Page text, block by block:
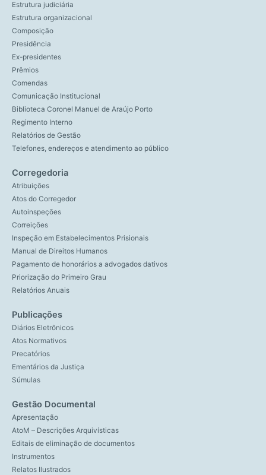
Estrutura judiciária
Estrutura organizacional
Composição
Presidência
Ex-presidentes
Prêmios
Comendas
Comunicação Institucional
Biblioteca Coronel Manuel de Araújo Porto
Regimento Interno
Relatórios de Gestão
Telefones, endereços e atendimento ao público
Corregedoria
Atribuições
Atos do Corregedor
Autoinspeções
Correições
Inspeção em Estabelecimentos Prisionais
Manual de Direitos Humanos
Pagamento de honorários a advogados dativos
Priorização do Primeiro Grau
Relatórios Anuais
Publicações
Diários Eletrônicos
Atos Normativos
Precatórios
Ementários da Justiça
Súmulas
Gestão Documental
Apresentação
AtoM – Descrições Arquivísticas
Editais de eliminação de documentos
Instrumentos
Relatos Ilustrados